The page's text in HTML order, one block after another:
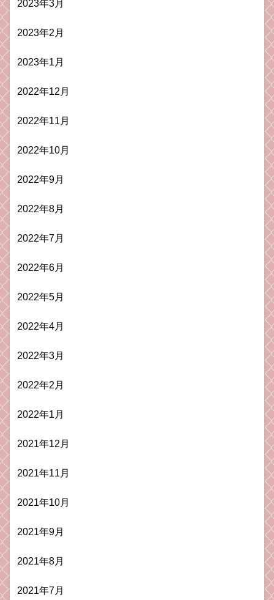
2023年3月
2023年2月
2023年1月
2022年12月
2022年11月
2022年10月
2022年9月
2022年8月
2022年7月
2022年6月
2022年5月
2022年4月
2022年3月
2022年2月
2022年1月
2021年12月
2021年11月
2021年10月
2021年9月
2021年8月
2021年7月